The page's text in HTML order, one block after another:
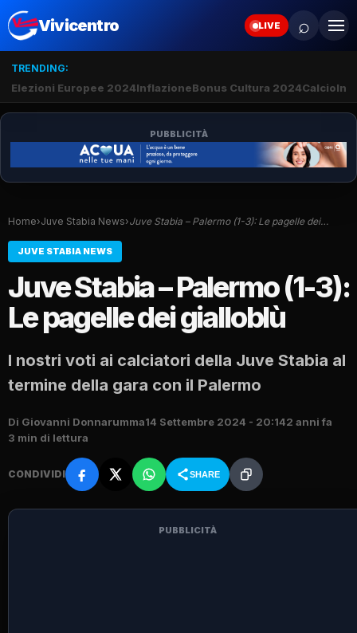
Vivicentro LIVE ⌕
TRENDING:
Elezioni Europee 2024InflazioneBonus Cultura 2024Calcio
PUBBLICITÀ
Home›Juve Stabia News›Juve Stabia – Palermo (1-3): Le pagelle dei…
JUVE STABIA NEWS
Juve Stabia – Palermo (1-3):
Le pagelle dei gialloblù
I nostri voti ai calciatori della Juve Stabia al
termine della gara con il Palermo
Di Giovanni Donnarumma14 Settembre 2024 - 20:142 anni fa
3 min di lettura
CONDIVIDI SHARE
PUBBLICITÀ